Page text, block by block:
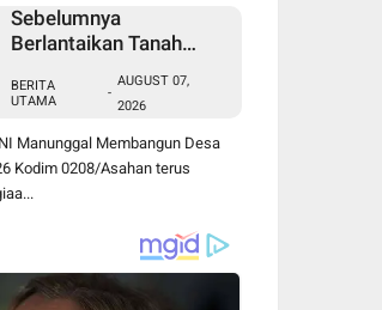
Sebelumnya
Berlantaikan Tanah
Ibu Paijem Nikmati
Lantai Rumah yang
Layak Berkat Satgas
TMMD Ke-129 Kodim
0208/Asahan
BERITA
UTAMA
-
AUGUST 07,
2026
Manunggal Membangun Desa
Kodim 0208/Asahan terus